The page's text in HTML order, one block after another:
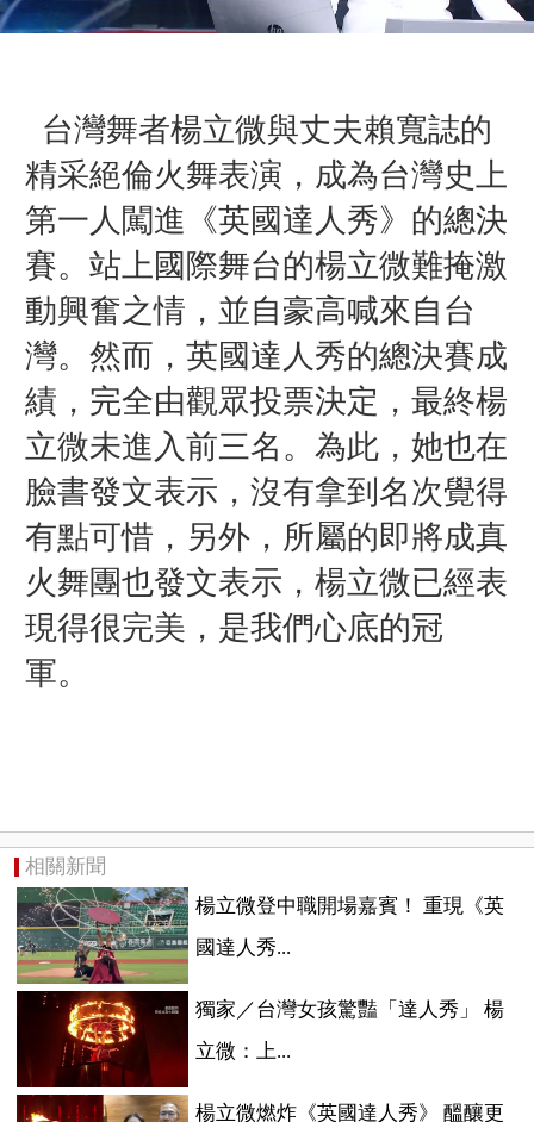
台灣舞者楊立微與丈夫賴寬誌的
精采絕倫火舞表演， 成為台灣史上
第一人 闖進 《英國達人秀》的總決
賽。 站上國際舞台的楊立微難掩激
動興奮之情，並自豪高喊來自台
灣。然而 ， 英國達人秀的總決賽成
績，完全由觀眾投票決定， 最終楊
立微未進入前三名。為此， 她也在
臉書發文表示， 沒有拿到名次覺得
有點可惜，另外， 所屬的即將成真
火舞團也發文表示， 楊立微已經表
現得很完美，是我們心底的冠
軍。
相關新聞
楊立微登中職開場嘉賓！ 重現《英
國達人秀...
獨家／台灣女孩驚豔「達人秀」 楊
立微：上...
楊立微燃炸《英國達人秀》 醞釀更